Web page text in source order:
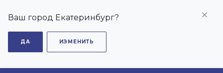
Ваш город Екатеринбург?
ДА ИЗМЕНИТЬ